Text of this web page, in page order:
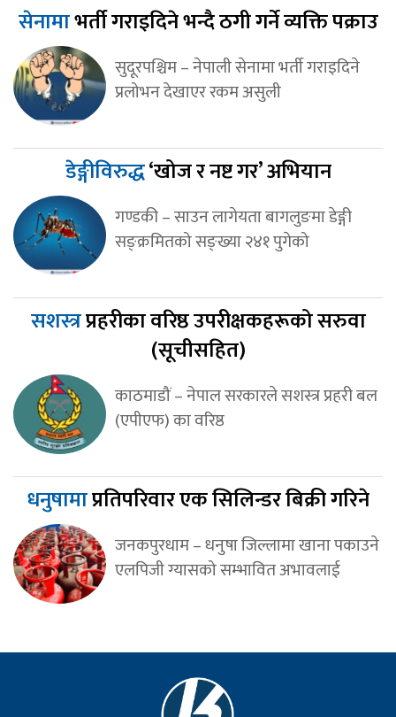
सेनामाभर्ती गराइदिने भन्दै ठगी गर्ने व्यक्ति पक्राउ
सुदूरपश्चिम – नेपाली सेनामा भर्ती गराइदिने
प्रलोभन देखाएर रकम असुली
डेङ्गीविरुद्ध‘खोज र नष्ट गर’ अभियान
गण्डकी – साउन लागेयता बागलुङमा डेङ्गी
सङ्क्रमितको सङ्ख्या २४१ पुगेको
सशस्त्रप्रहरीका वरिष्ठ उपरीक्षकहरूको सरुवा
(सूचीसहित)
काठमाडौं – नेपाल सरकारले सशस्त्र प्रहरी बल
(एपीएफ) का वरिष्ठ
धनुषामाप्रतिपरिवार एक सिलिन्डर बिक्री गरिने
जनकपुरधाम – धनुषा जिल्लामा खाना पकाउने
एलपिजी ग्यासको सम्भावित अभावलाई